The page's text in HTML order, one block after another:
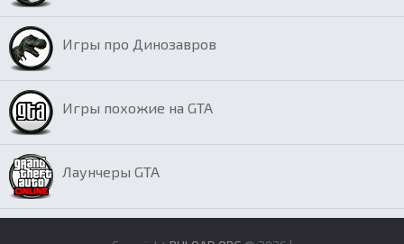
Игры про Динозавров
Игры похожие на GTA
Лаунчеры GTA